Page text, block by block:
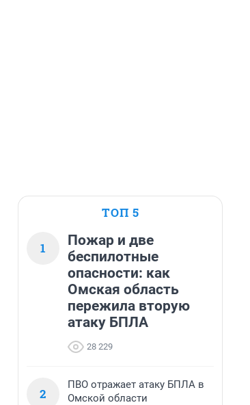
ТОП 5
1
Пожар и две
беспилотные
опасности: как
Омская область
пережила вторую
атаку БПЛА
28 229
2
ПВО отражает атаку БПЛА в
Омской области